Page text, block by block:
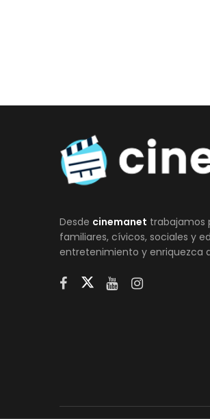
Desde cinemanet trabajamos
familiares, cívicos, sociales y
entretenimiento y enriquezca